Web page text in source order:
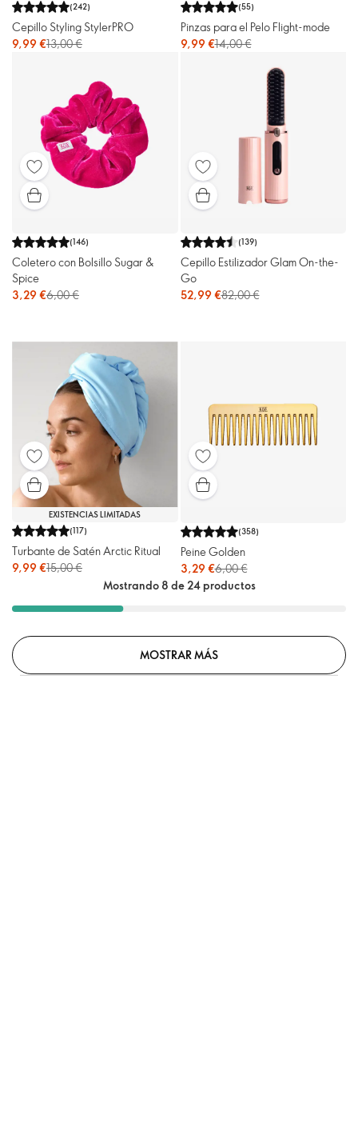
(242)
Cepillo Styling StylerPRO
9,99 €13,00 €
(55)
Pinzas para el Pelo Flight-mode
9,99 €14,00 €
(146)
Coletero con Bolsillo Sugar &
Spice
3,29 €6,00 €
(139)
Cepillo Estilizador Glam On-the-
Go
52,99 €82,00 €
EXISTENCIAS LIMITADAS
(117)
Turbante de Satén Arctic Ritual
9,99 €15,00 €
(358)
Peine Golden
3,29 €6,00 €
Mostrando 8 de 24 productos
MOSTRAR MÁS